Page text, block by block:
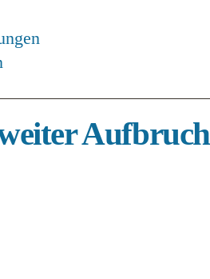
Aufbruch